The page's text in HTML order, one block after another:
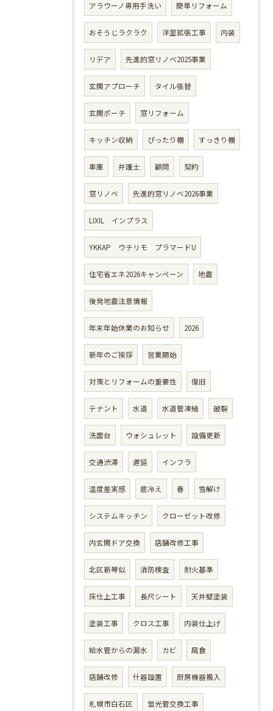
アラウーノ専用手洗い 簡単リフォーム
おそうじラクラク 洋室拡張工事 内装
リデア 先進的窓リノベ2025事業
玄関アプローチ タイル張替
玄関ポーチ 窓リフォーム
キッチン収納 ぴったり棚 すっきり棚
車庫 弁護士 顧問 契約
窓リノベ 先進的窓リノベ2026事業
LIXIL インプラス
YKKAP ウチリモ プラマードU
住宅省エネ2026キャンペーン 地震
後発地震注意情報
年末年始休業のお知らせ 2026
新年のご挨拶 営業開始
対策とリフォームの重要性 復旧
テナント 水道 水道管凍結 破裂
洗面台 ウォシュレット 設備更新
交通渋滞 遅延 インフラ
温度差実感 底冷え 春 雪解け
システムキッチン クローゼット改修
内玄関ドア交換 店舗改修工事
北区新琴似 消防検査 耐火基準
床仕上工事 長尺シート 天井壁塗装
塗装工事 クロス工事 内装仕上げ
給水管からの漏水 カビ 腐食
店舗改修 什器設置 厨房機器搬入
札幌市白石区 蛍光管交換工事